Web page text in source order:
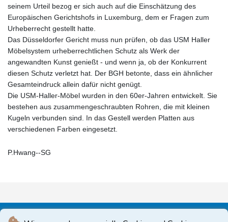
seinem Urteil bezog er sich auch auf die Einschätzung des
Europäischen Gerichtshofs in Luxemburg, dem er Fragen zum
Urheberrecht gestellt hatte.
Das Düsseldorfer Gericht muss nun prüfen, ob das USM Haller
Möbelsystem urheberrechtlichen Schutz als Werk der
angewandten Kunst genießt - und wenn ja, ob der Konkurrent
diesen Schutz verletzt hat. Der BGH betonte, dass ein ähnlicher
Gesamteindruck allein dafür nicht genügt.
Die USM-Haller-Möbel wurden in den 60er-Jahren entwickelt. Sie
bestehen aus zusammengeschraubten Rohren, die mit kleinen
Kugeln verbunden sind. In das Gestell werden Platten aus
verschiedenen Farben eingesetzt.
P.Hwang--SG